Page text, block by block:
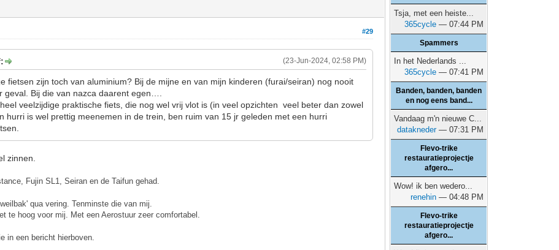
#29
(23-Jun-2024, 02:58 PM)
fietsen zijn toch van aluminium? Bij de mijne en van mijn kinderen (furai/seiran) nog nooit
geval. Bij die van nazca daarent egen….
veelzijdige praktische fiets, die nog wel vrij vlot is (in veel opzichten veel beter dan zowel
hurri is wel prettig meenemen in de trein, ben ruim van 15 jr geleden met een hurri
zinnen.
Fujin SL1, Seiran en de Taifun gehad.
qua vering. Tenminste die van mij.
te hoog voor mij. Met een Aerostuur zeer comfortabel.
in een bericht hierboven.
Tsja, met een heiste...
365cycle — 07:44 PM
Spammers
In het Nederlands ...
365cycle — 07:41 PM
Banden, banden, banden
en nog eens band...
Vandaag m'n nieuwe C...
datakneder— 07:31 PM
Flevo-trike
restauratieprojectje
afgero...
Wow! ik ben wedero...
renehin — 04:48 PM
Flevo-trike
restauratieprojectje
afgero...